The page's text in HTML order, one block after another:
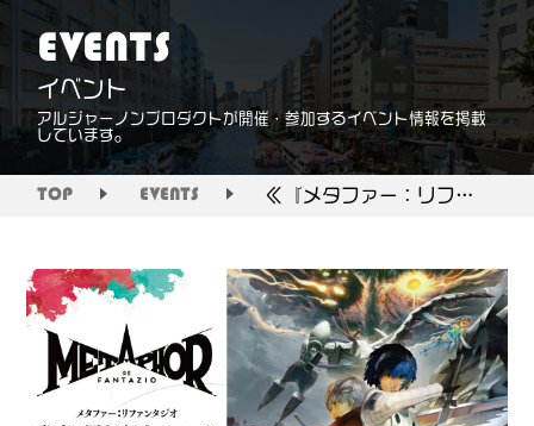
EVENTS
イベント
アルジャーノンプロダクトが開催・参加するイベント情報を掲載
しています。
TOP EVENTS ≪『メタファー：リファンタジオ』発売1周年記念イベント≫